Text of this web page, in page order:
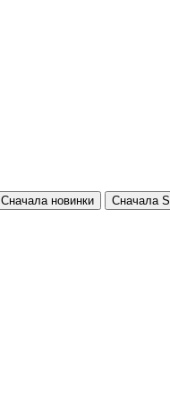
Сначала новинки Сначала